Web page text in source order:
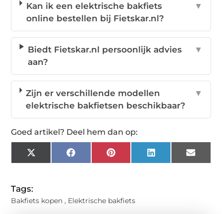
Kan ik een elektrische bakfiets
online bestellen bij Fietskar.nl?
▼
Biedt Fietskar.nl persoonlijk advies
aan?
▼
Zijn er verschillende modellen
elektrische bakfietsen beschikbaar?
▼
Goed artikel? Deel hem dan op:
X
(Twitter)
FacebookPinterestLinkedInEmail
Tags:
Bakfiets kopen , Elektrische bakfiets